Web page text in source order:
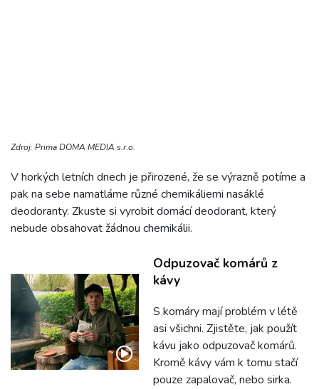
Zdroj: Prima DOMA MEDIA s.r.o.
V horkých letních dnech je přirozené, že se výrazně potíme a
pak na sebe namatláme různé chemikáliemi nasáklé
deodoranty. Zkuste si vyrobit domácí deodorant, který
nebude obsahovat žádnou chemikálii.
Odpuzovač komárů z
kávy
S komáry mají problém v létě
asi všichni. Zjistěte, jak použít
kávu jako odpuzovač komárů.
Kromě kávy vám k tomu stačí
pouze zapalovač, nebo sirka.